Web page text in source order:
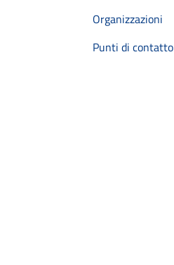
Organizzazioni
Punti di contatto